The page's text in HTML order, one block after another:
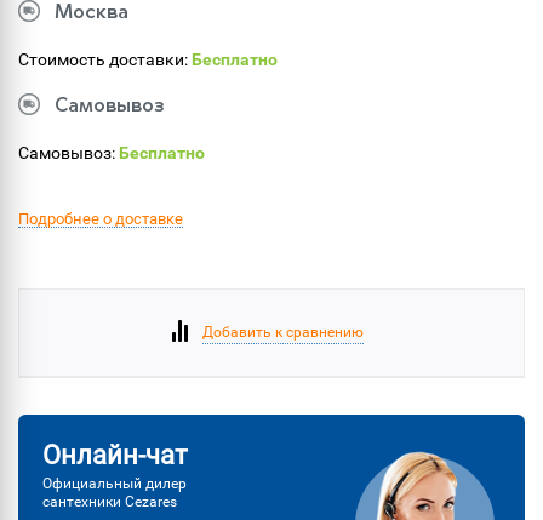
Москва
Стоимость доставки:Бесплатно
Самовывоз
Самовывоз:Бесплатно
Подробнее о доставке
Добавить к сравнению
Онлайн-чат
Официальный дилер
сантехники Cezares